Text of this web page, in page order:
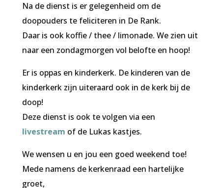
Na de dienst is er gelegenheid om de
doopouders te feliciteren in De Rank.
Daar is ook koffie / thee / limonade. We zien uit
naar een zondagmorgen vol belofte en hoop!
Er is oppas en kinderkerk. De kinderen van de
kinderkerk zijn uiteraard ook in de kerk bij de
doop!
Deze dienst is ook te volgen via een
livestream of de Lukas kastjes.
We wensen u en jou een goed weekend toe!
Mede namens de kerkenraad een hartelijke
groet,